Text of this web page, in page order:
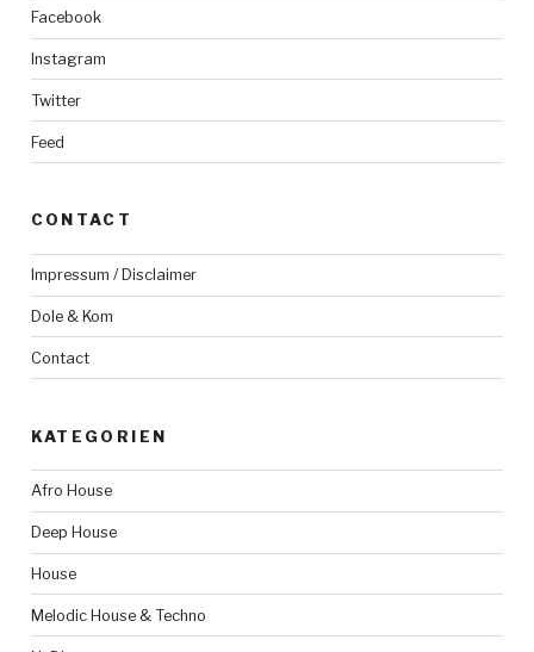
Facebook
Instagram
Twitter
Feed
CONTACT
Impressum / Disclaimer
Dole & Kom
Contact
KATEGORIEN
Afro House
Deep House
House
Melodic House & Techno